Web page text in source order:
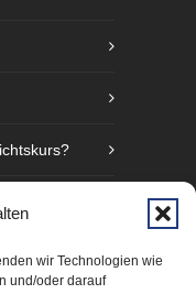
wir Technologien wie
und/oder darauf
lernen